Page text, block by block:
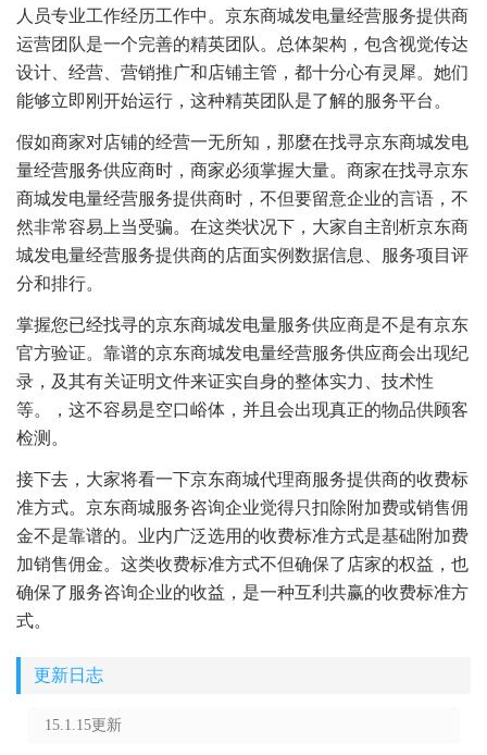
人员专业工作经历工作中。京东商城发电量经营服务提供商
运营团队是一个完善的精英团队。总体架构，包含视觉传达
设计、经营、营销推广和店铺主管，都十分心有灵犀。她们
能够立即刚开始运行，这种精英团队是了解的服务平台。
假如商家对店铺的经营一无所知，那麼在找寻京东商城发电
量经营服务供应商时，商家必须掌握大量。商家在找寻京东
商城发电量经营服务提供商时，不但要留意企业的言语，不
然非常容易上当受骗。在这类状况下，大家自主剖析京东商
城发电量经营服务提供商的店面实例数据信息、服务项目评
分和排行。
掌握您已经找寻的京东商城发电量服务供应商是不是有京东
官方验证。靠谱的京东商城发电量经营服务供应商会出现纪
录，及其有关证明文件来证实自身的整体实力、技术性
等。，这不容易是空口峪体，并且会出现真正的物品供顾客
检测。
接下去，大家将看一下京东商城代理商服务提供商的收费标
准方式。京东商城服务咨询企业觉得只扣除附加费或销售佣
金不是靠谱的。业内广泛选用的收费标准方式是基础附加费
加销售佣金。这类收费标准方式不但确保了店家的权益，也
确保了服务咨询企业的收益，是一种互利共赢的收费标准方
式。
更新日志
15.1.15更新